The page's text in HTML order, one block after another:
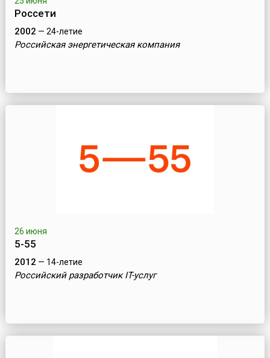
Россети
2002 — 24-летие
Российская энергетическая компания
26 июня
5-55
2012 — 14-летие
Российский разработчик IT-услуг